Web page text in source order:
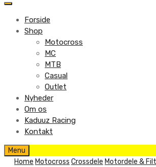
Forside
Shop
Motocross
MC
MTB
Casual
Outlet
Nyheder
Om os
Kaduuz Racing
Kontakt
Skip
Menu
Home Motocross Crossdele Motordele &